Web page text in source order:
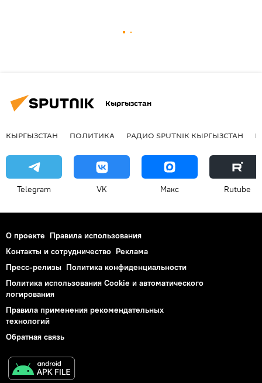
Кыргызстан
КЫРГЫЗСТАН ПОЛИТИКА РАДИО SPUTNIK КЫРГЫЗСТАН
Telegram VK Макс Rutube
О проекте Правила использования
Контакты и сотрудничество Реклама
Пресс-релизы Политика конфиденциальности
Политика использования Cookie и автоматического
логирования
Правила применения рекомендательных
технологий
Обратная связь